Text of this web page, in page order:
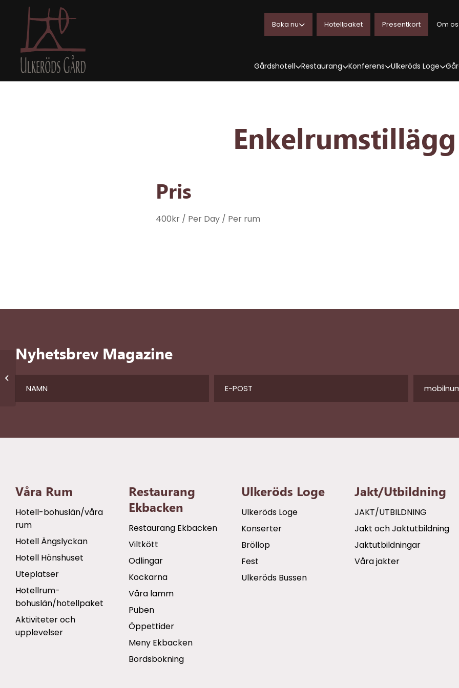
Boka nu Hotellpaket Presentkort Om
Gårdshotell Restaurang Konferens Ulkeröds Loge
Enkelrumstillägg
Pris
400kr / Per Day / Per rum
Våra Rum
Hotell-bohuslän/våra
rum
Hotell Ängslyckan
Hotell Hönshuset
Uteplatser
Hotellrum-
bohuslän/hotellpaket
Aktiviteter och
upplevelser
Restaurang
Ekbacken
Restaurang Ekbacken
Viltkött
Odlingar
Kockarna
Våra lamm
Puben
Öppettider
Meny Ekbacken
Bordsbokning
Ulkeröds Loge
Ulkeröds Loge
Konserter
Bröllop
Fest
Ulkeröds Bussen
Jakt/utbildning
JAKT/UTBILDNING
Jakt och Jaktutbildning
Jaktutbildningar
Våra jakter
Nyhetsbrev Magazine
Enkelrumstillägg